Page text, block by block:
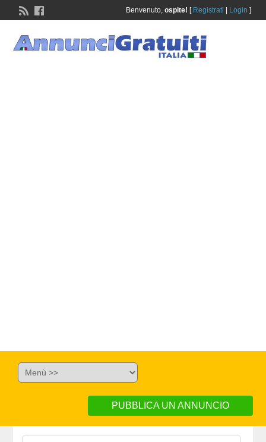
Benvenuto, ospite! [ Registrati Login ]
PUBBLICA UN ANNUNCIO